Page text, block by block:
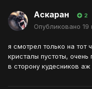
Аскаран 2
Опубликовано 19
я смотрел только на тот
кристалы пустоты,
в сторону кудесников